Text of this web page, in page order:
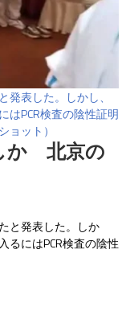
表した。しかし、
はPCR検査の陰性証明
ット）
か 北京の
と発表した。しか
るにはPCR検査の陰性